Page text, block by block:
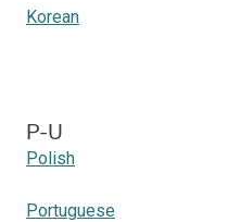
Korean
P-U
Polish
Portuguese